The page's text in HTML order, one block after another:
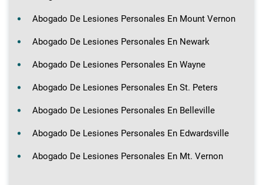
Abogado De Lesiones Personales En Mount Vernon
Abogado De Lesiones Personales En Newark
Abogado De Lesiones Personales En Wayne
Abogado De Lesiones Personales En St. Peters
Abogado De Lesiones Personales En Belleville
Abogado De Lesiones Personales En Edwardsville
Abogado De Lesiones Personales En Mt. Vernon